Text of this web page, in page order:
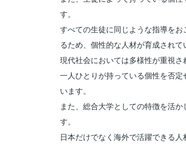
す。
すべての生徒に同じような指導を
るため、個性的な人材が育成されて
現代社会においては多様性が重視さ
一人ひとりが持っている個性を否
います。
また、総合大学としての特徴を活
す。
日本だけでなく海外で活躍できる